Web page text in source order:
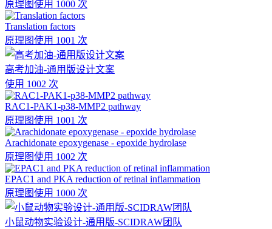
原理图使用 1000 次
Translation factors
原理图使用 1001 次
高考加油-通用版设计文案
使用 1002 次
RAC1-PAK1-p38-MMP2 pathway
原理图使用 1001 次
Arachidonate epoxygenase - epoxide hydrolase
原理图使用 1002 次
EPAC1 and PKA reduction of retinal inflammation
原理图使用 1000 次
小鼠动物实验设计-通用版-SCIDRAW团队